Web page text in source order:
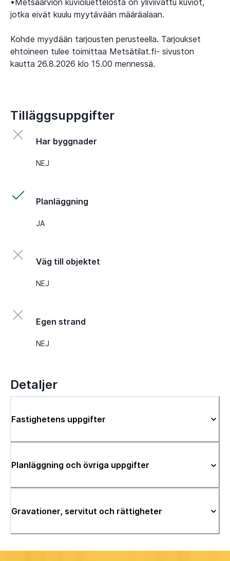
jotka eivät kuulu myytävään määräalaan.
Kohde myydään tarjousten perusteella. Tarjoukset
ehtoineen tulee toimittaa Metsätilat.fi- sivuston
kautta 26.8.2026 klo 15.00 mennessä.
Tilläggsuppgifter
Har byggnader
NEJ
Planläggning
JA
Väg till objektet
NEJ
Egen strand
NEJ
Detaljer
Fastighetens uppgifter
Planläggning och övriga uppgifter
Gravationer, servitut och rättigheter